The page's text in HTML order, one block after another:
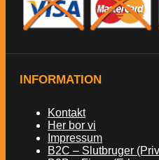
INFORMATION
Kontakt
Her bor vi
Impressum
B2C – Slutbruger